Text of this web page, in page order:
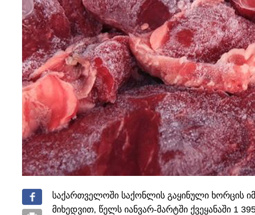
საქართველოში საქონლის გაყინული ხორცის
მიხედვით, წელს იანვარ-მარტში ქვეყანაში 1